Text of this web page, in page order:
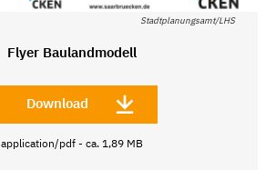
Stadtplanungsamt/LHS
Flyer Baulandmodell
Download
application/pdf - ca. 1,89 MB